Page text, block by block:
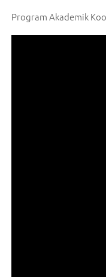
Program Akademik